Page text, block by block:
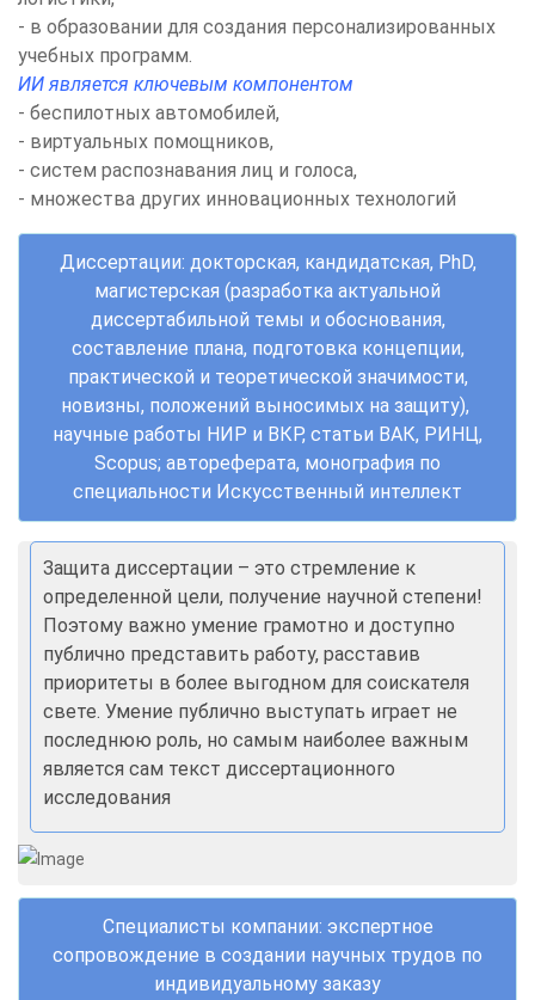
- в образовании для создания персонализированных
учебных программ.
ИИ является ключевым компонентом
- беспилотных автомобилей,
- виртуальных помощников,
- систем распознавания лиц и голоса,
- множества других инновационных технологий
Диссертации: докторская, кандидатская, PhD,
магистерская (разработка актуальной
диссертабильной темы и обоснования,
составление плана, подготовка концепции,
практической и теоретической значимости,
новизны, положений выносимых на защиту),
научные работы НИР и ВКР, статьи ВАК, РИНЦ,
Scopus; автореферата, монография по
специальности Искусственный интеллект
Защита диссертации – это стремление к
определенной цели, получение научной степени!
Поэтому важно умение грамотно и доступно
публично представить работу, расставив
приоритеты в более выгодном для соискателя
свете. Умение публично выступать играет не
последнюю роль, но самым наиболее важным
является сам текст диссертационного
исследования
Специалисты компании: экспертное
сопровождение в создании научных трудов по
индивидуальному заказу